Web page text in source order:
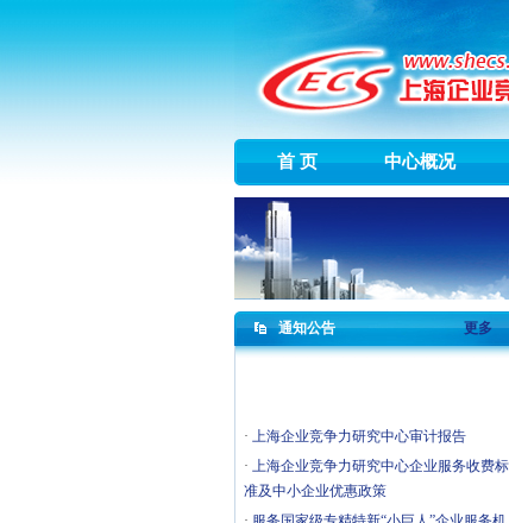
首 页 中心概况
通知公告更多
上海企业竞争力研究中心审计报告
上海企业竞争力研究中心企业服务收费标
准及中小企业优惠政策
服务国家级专精特新“小巨人”企业服务机